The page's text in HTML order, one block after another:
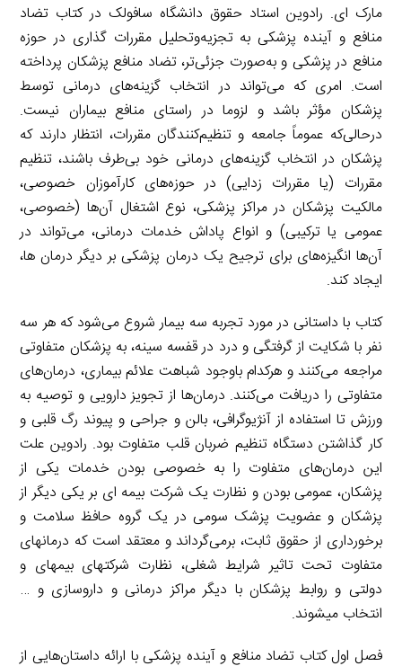
مارک ای. رادوین استاد حقوق دانشگاه سافولک در کتاب تضاد
منافع و آینده پزشکی به تجزیه‌وتحلیل مقررات گذاری در حوزه
منافع در پزشکی و به‌صورت جزئی‌تر، تضاد منافع پزشکان پرداخته
است. امری که می‌تواند در انتخاب گزینه‌های درمانی توسط
پزشکان مؤثر باشد و لزوما در راستای منافع بیماران نیست.
درحالی‌که عموماً جامعه و تنظیم‌کنندگان مقررات، انتظار دارند که
پزشکان در انتخاب گزینه‌های درمانی خود بی‌طرف باشند، تنظیم
مقررات (یا مقررات زدایی) در حوزه‌های کارآموزان خصوصی،
مالکیت پزشکان در مراکز پزشکی، نوع اشتغال آن‌ها (خصوصی،
عمومی یا ترکیبی) و انواع پاداش خدمات درمانی، می‌تواند در
آن‌ها انگیزه‌های برای ترجیح یک درمان پزشکی بر دیگر درمان ها،
ایجاد کند.
کتاب با داستانی در مورد تجربه سه بیمار شروع می‌شود که هر سه
نفر با شکایت از گرفتگی و درد در قفسه سینه، به پزشکان متفاوتی
مراجعه می‌کنند و هرکدام باوجود شباهت علائم بیماری، درمان‌های
متفاوتی را دریافت می‌کنند. درمان‌ها از تجویز دارویی و توصیه به
ورزش تا استفاده از آنژیوگرافی، بالن و جراحی و پیوند رگ قلبی و
کار گذاشتن دستگاه تنظیم ضربان قلب متفاوت بود. رادوین علت
این درمان‌های متفاوت را به خصوصی بودن خدمات یکی از
پزشکان، عمومی بودن و نظارت یک شرکت بیمه ای بر یکی دیگر از
پزشکان و عضویت پزشک سومی در یک گروه حافظ سلامت و
برخورداری از حقوق ثابت، برمی‌گرداند و معتقد است که درمان­های
متفاوت تحت تاثیر شرایط شغلی، نظارت شرکت­های بیمه­ای و
دولتی و روابط پزشکان با دیگر مراکز درمانی و داروسازی و …
انتخاب می­شوند.
فصل اول کتاب تضاد منافع و آینده پزشکی با ارائه داستان‌هایی از